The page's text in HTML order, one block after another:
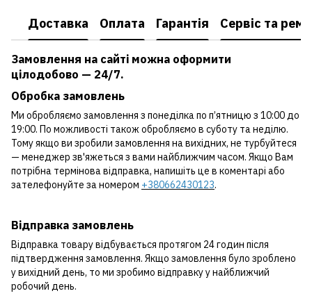
Доставка Оплата Гарантія Сервіс та
Замовлення на сайті можна оформити
цілодобово — 24/7.
Обробка замовлень
Ми обробляємо замовлення з понеділка по п’ятницю з 10:00 до
19:00. По можливості також обробляємо в суботу та неділю.
Тому якщо ви зробили замовлення на вихідних, не турбуйтеся
— менеджер зв'яжеться з вами найближчим часом. Якщо Вам
потрібна термінова відправка, напишіть це в коментарі або
зателефонуйте за номером +380662430123.
Відправка замовлень
Відправка товару відбувається протягом 24 годин після
підтвердження замовлення. Якщо замовлення було зроблено
у вихідний день, то ми зробимо відправку у найближчий
робочий день.